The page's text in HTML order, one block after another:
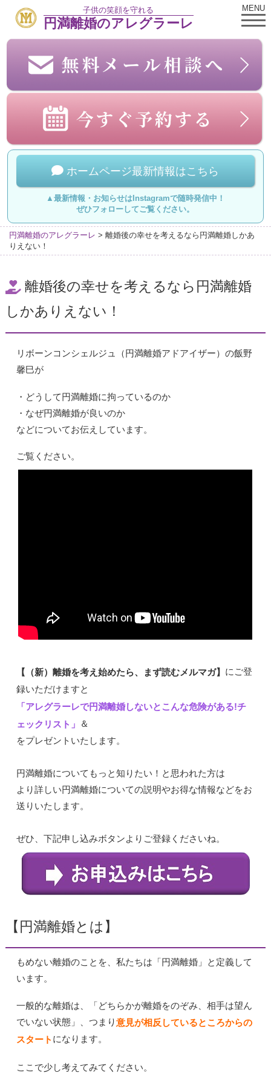
子供の笑顔を守れる
円満離婚のアレグラーレ
MENU
ホームページ最新情報はこちら
▲最新情報・お知らせはInstagramで随時発信中！
ぜひフォローしてご覧ください。
円満離婚のアレグラーレ > 離婚後の幸せを考えるなら円満離婚しかあ
りえない！
離婚後の幸せを考えるなら円満離婚
しかありえない！
リボーンコンシェルジュ（円満離婚アドアイザー）の飯野
馨巳が
・どうして円満離婚に拘っているのか
・なぜ円満離婚が良いのか
などについてお伝えしています。
ご覧ください。
【（新）離婚を考え始めたら、まず読むメルマガ】 にご登
録いただけますと
「アレグラーレで円満離婚しないとこんな危険がある!チ
ェックリスト」
＆
をプレゼントいたします。
円満離婚についてもっと知りたい！と思われた方は
より詳しい円満離婚についての説明やお得な情報などをお
送りいたします。
ぜひ、下記申し込みボタンよりご登録くださいね。
【円満離婚とは】
もめない離婚のことを、私たちは「円満離婚」と定義して
います。
一般的な離婚は、「どちらかが離婚をのぞみ、相手は望ん
でいない状態」、つまり意見が相反しているところからの
スタート になります。
ここで少し考えてみてください。